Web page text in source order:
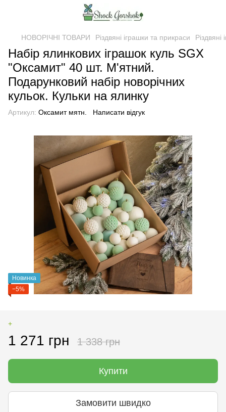
НОВОРІЧНІ ТОВАРИ Різдвяні іграшки та прикраси
Набір ялинкових іграшок куль SGX
"Оксамит" 40 шт. М'ятний.
Подарунковий набір новорічних
кульок. Кульки на ялинку
Артикул: Оксамит мятн. Написати відгук
Новинка
−5%
+
1 271 грн 1 338 грн
Купити
Замовити швидко